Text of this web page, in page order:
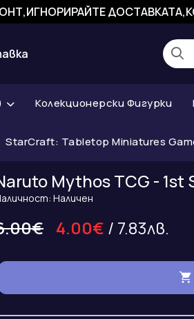
Колекционерски Фигурки
StarCraft: Tabletop Miniatures
Mythos TCG -
Наличен
4.00€ / 7.83лв.